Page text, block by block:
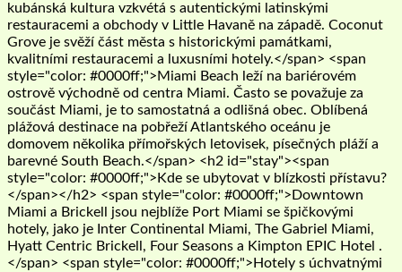
kubánská kultura vzkvétá s autentickými latinskými
restauracemi a obchody v Little Havaně na západě. Coconut
Grove je svěží část města s historickými památkami,
kvalitními restauracemi a luxusními hotely.</span> <span
style="color: #0000ff;">Miami Beach leží na bariérovém
ostrově východně od centra Miami. Často se považuje za
součást Miami, je to samostatná a odlišná obec. Oblíbená
plážová destinace na pobřeží Atlantského oceánu je
domovem několika přímořských letovisek, písečných pláží a
barevné South Beach.</span> <h2 id="stay"><span
style="color: #0000ff;">Kde se ubytovat v blízkosti přístavu?
</span></h2> <span style="color: #0000ff;">Downtown
Miami a Brickell jsou nejblíže Port Miami se špičkovými
hotely, jako je Inter Continental Miami, The Gabriel Miami,
Hyatt Centric Brickell, Four Seasons a Kimpton EPIC Hotel .
</span> <span style="color: #0000ff;">Hotely s úchvatnými